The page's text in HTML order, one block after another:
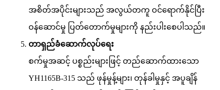
အစိတ်အပိုင်းများသည် အလွယ်တကူ ဝင်ရောက်နိုင်ပြီး
ဝန်ဆောင်မှု ပြတ်တောက်မှုများကို နည်းပါးစေပါသည်။
တာရှည်ခံဆောက်လုပ်ရေး
စက်မှုအဆင့် ပစ္စည်းများဖြင့် တည်ဆောက်ထားသော
YH1165B-315 သည် ဖုန်မှုန့်များ၊ တုန်ခါမှုနှင့် အပူချိန်